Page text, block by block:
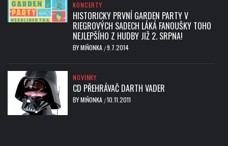
KONCERTY
HISTORICKY PRVNÍ GARDEN PARTY V
RIEGROVÝCH SADECH LÁKÁ FANOUŠKY TOHO
NEJLEPŠÍHO Z HUDBY JIŽ 2. SRPNA!
BYMIŇONKA /9.7.2014
NOVINKY
CD PŘEHRÁVAČ DARTH VADER
BYMIŇONKA /10.11.2011